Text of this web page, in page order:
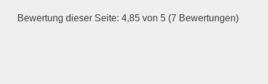
—
Bewertung dieser Seite: 4,85 von 5 (7 Bewertungen)